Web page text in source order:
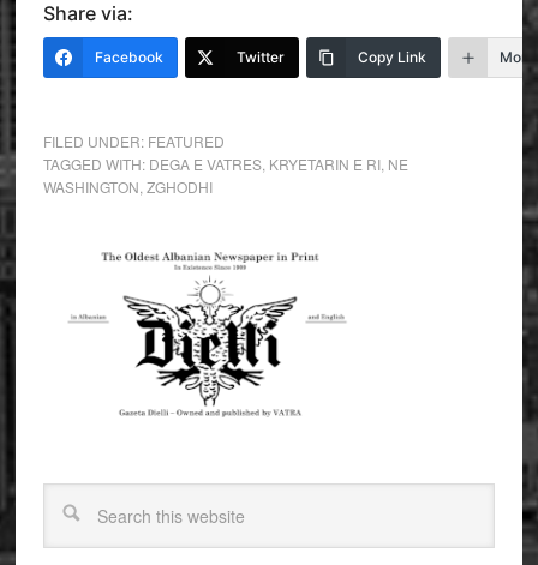
Share via:
Facebook Twitter Copy Link More
FILED UNDER: FEATURED
TAGGED WITH: DEGA E VATRES, KRYETARIN E RI, NE
WASHINGTON ZGHODHI